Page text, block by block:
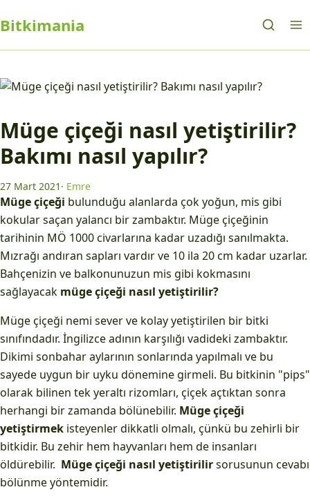
Bitkimania
Müge çiçeği nasıl yetiştirilir?
Bakımı nasıl yapılır?
27 Mart 2021 · Emre
Müge çiçeği bulunduğu alanlarda çok yoğun, mis gibi
kokular saçan yalancı bir zambaktır. Müge çiçeğinin
tarihinin MÖ 1000 civarlarına kadar uzadığı sanılmakta.
Mızrağı andıran sapları vardır ve 10 ila 20 cm kadar uzarlar.
Bahçenizin ve balkonunuzun mis gibi kokmasını
sağlayacak müge çiçeği nasıl yetiştirilir?
Müge çiçeği nemi sever ve kolay yetiştirilen bir bitki
sınıfındadır. İngilizce adının karşılığı vadideki zambaktır.
Dikimi sonbahar aylarının sonlarında yapılmalı ve bu
sayede uygun bir uyku dönemine girmeli. Bu bitkinin "pips"
olarak bilinen tek yeraltı rizomları, çiçek açtıktan sonra
herhangi bir zamanda bölünebilir. Müge çiçeği
yetiştirmek isteyenler dikkatli olmalı, çünkü bu zehirli bir
bitkidir. Bu zehir hem hayvanları hem de insanları
öldürebilir. Müge çiçeği nasıl yetiştirilirsorusunun cevabı
bölünme yöntemidir.